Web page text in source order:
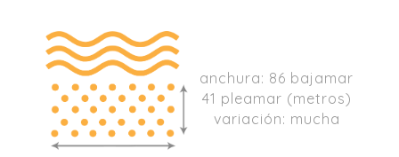
anchura: 86 bajamar
41 pleamar (metros)
variación: mucha